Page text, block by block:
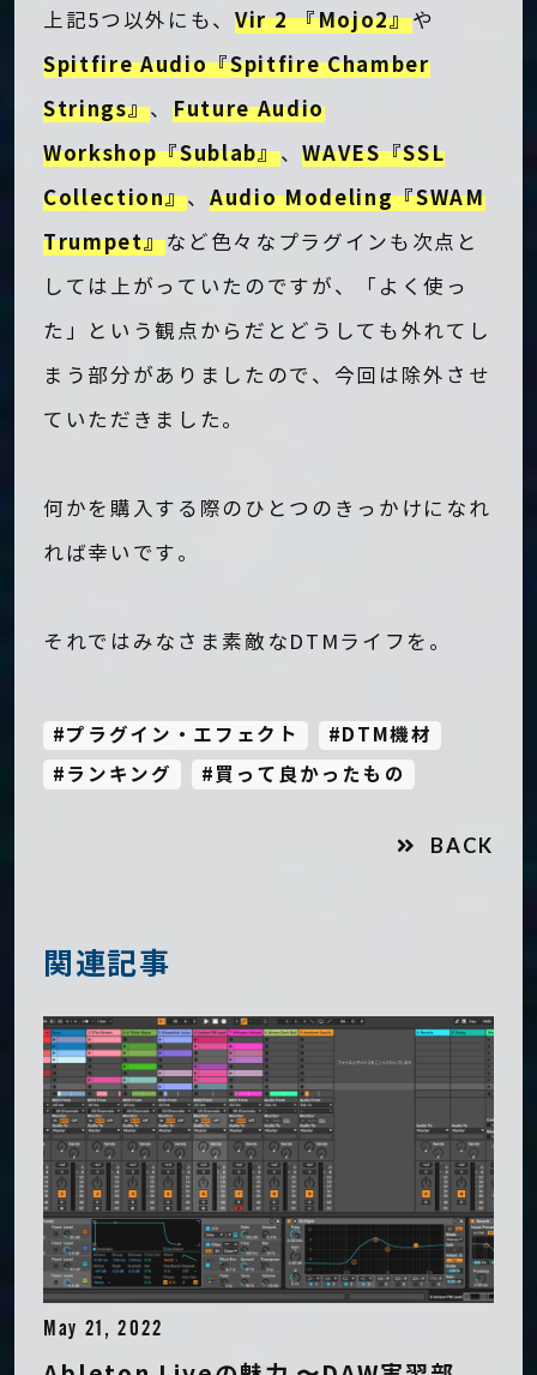
上記5つ以外にも、 Vir 2 『Mojo2』や
Spitfire Audio『Spitfire Chamber
Strings』、 Future Audio
Workshop『Sublab』、WAVES『SSL
Collection』、 Audio Modeling『SWAM
Trumpet』など色々なプラグインも次点と
しては上がっていたのですが、「よく使っ
た」という観点からだとどうしても外れてし
まう部分がありましたので、今回は除外させ
ていただきました。
何かを購入する際のひとつのきっかけになれ
れば幸いです。
それではみなさま素敵なDTMライフを。
プラグイン・エフェクト
DTM機材
ランキング
買って良かったもの
BACK
関連記事
May 21, 2022